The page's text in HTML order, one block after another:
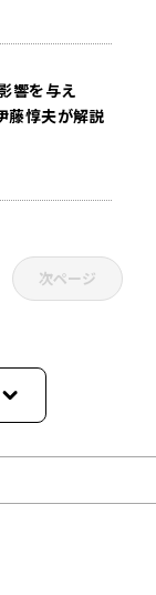
響を与え
藤惇夫が解説
次ページ